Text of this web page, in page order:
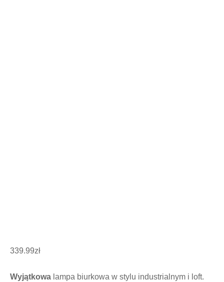
339.99zł
Wyjątkowa lampa biurkowa w stylu industrialnym i loft.